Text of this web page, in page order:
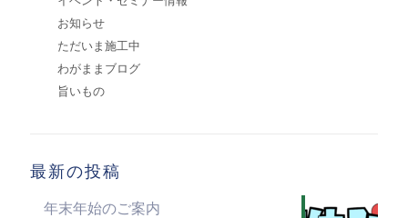
お知らせ
ただいま施工中
わがままブログ
旨いもの
最新の投稿
年末年始のご案内